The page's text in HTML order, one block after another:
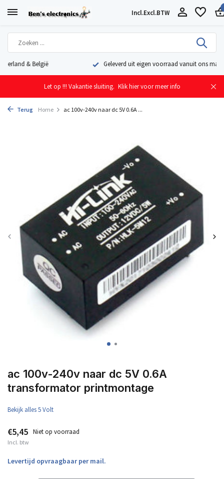
Incl.Excl.BTW
Geleverd uit eigen voorraad vanuit ons magazijn in Nederland
Let op !!! Vakantie sluiting. Klik hier voor meer info
Terug Home ac 100v-240v naar dc 5V 0.6A ...
ac 100v-240v naar dc 5V 0.6A
transformator printmontage
Bekijk alles 5 Volt
€5,45 Niet op voorraad
Incl. btw
Levertijd opvraagbaar per mail.